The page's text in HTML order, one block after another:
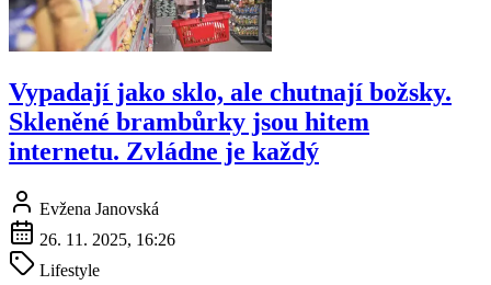
Vypadají jako sklo, ale chutnají božsky.
Skleněné brambůrky jsou hitem
internetu. Zvládne je každý
Evžena Janovská
26. 11. 2025, 16:26
Lifestyle